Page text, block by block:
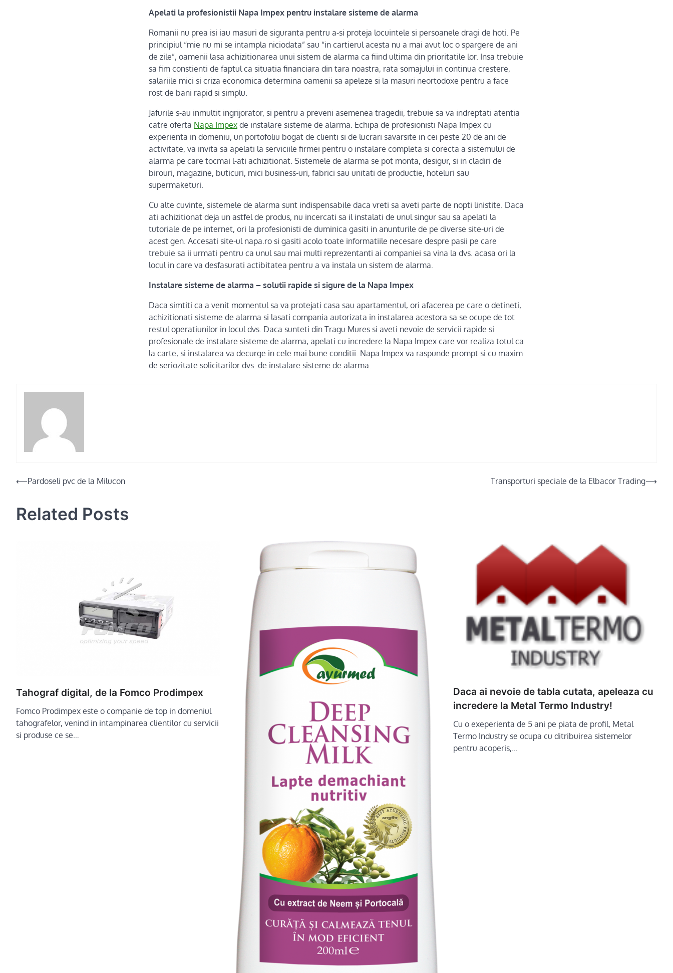
Apelati la profesionistii Napa Impex pentru instalare sisteme de alarma
Romanii nu prea isi iau masuri de siguranta pentru a-si proteja locuintele si persoanele dragi de hoti. Pe
principiul “mie nu mi se intampla niciodata” sau “in cartierul acesta nu a mai avut loc o spargere de ani
de zile”, oamenii lasa achizitionarea unui sistem de alarma ca fiind ultima din prioritatile lor. Insa trebuie
sa fim constienti de faptul ca situatia financiara din tara noastra, rata somajului in continua crestere,
salariile mici si criza economica determina oamenii sa apeleze si la masuri neortodoxe pentru a face
rost de bani rapid si simplu.
Jafurile s-au inmultit ingrijorator, si pentru a preveni asemenea tragedii, trebuie sa va indreptati atentia
catre oferta Napa Impex de instalare sisteme de alarma. Echipa de profesionisti Napa Impex cu
experienta in domeniu, un portofoliu bogat de clienti si de lucrari savarsite in cei peste 20 de ani de
activitate, va invita sa apelati la serviciile firmei pentru o instalare completa si corecta a sistemului de
alarma pe care tocmai l-ati achizitionat. Sistemele de alarma se pot monta, desigur, si in cladiri de
birouri, magazine, buticuri, mici business-uri, fabrici sau unitati de productie, hoteluri sau
supermaketuri.
Cu alte cuvinte, sistemele de alarma sunt indispensabile daca vreti sa aveti parte de nopti linistite. Daca
ati achizitionat deja un astfel de produs, nu incercati sa il instalati de unul singur sau sa apelati la
tutoriale de pe internet, ori la profesionisti de duminica gasiti in anunturile de pe diverse site-uri de
acest gen. Accesati site-ul napa.ro si gasiti acolo toate informatiile necesare despre pasii pe care
trebuie sa ii urmati pentru ca unul sau mai multi reprezentanti ai companiei sa vina la dvs. acasa ori la
locul in care va desfasurati actibitatea pentru a va instala un sistem de alarma.
Instalare sisteme de alarma – solutii rapide si sigure de la Napa Impex
Daca simtiti ca a venit momentul sa va protejati casa sau apartamentul, ori afacerea pe care o detineti,
achizitionati sisteme de alarma si lasati compania autorizata in instalarea acestora sa se ocupe de tot
restul operatiunilor in locul dvs. Daca sunteti din Tragu Mures si aveti nevoie de servicii rapide si
profesionale de instalare sisteme de alarma, apelati cu incredere la Napa Impex care vor realiza totul ca
la carte, si instalarea va decurge in cele mai bune conditii. Napa Impex va raspunde prompt si cu maxim
de seriozitate solicitarilor dvs. de instalare sisteme de alarma.
Post
⟵Pardoseli pvc de la Milucon Transporturi speciale de la Elbacor Trading⟶
Related Posts
Tahograf digital, de la Fomco Prodimpex
Fomco Prodimpex este o companie de top in domeniul
tahografelor, venind in intampinarea clientilor cu servicii
si produse ce se…
Daca ai nevoie de tabla cutata, apeleaza cu
incredere la Metal Termo Industry!
Cu o exeperienta de 5 ani pe piata de profil, Metal
Termo Industry se ocupa cu ditribuirea sistemelor
pentru acoperis,…